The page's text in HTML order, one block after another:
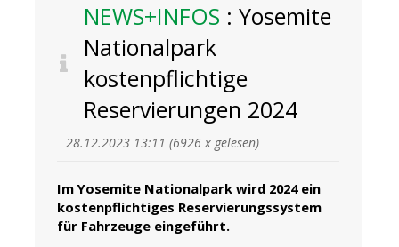
NEWS+INFOS : Yosemite
Nationalpark
kostenpflichtige
Reservierungen 2024
28.12.2023 13:11 (6926 x gelesen)
Im Yosemite Nationalpark wird 2024 ein
kostenpflichtiges Reservierungssystem
für Fahrzeuge eingeführt.